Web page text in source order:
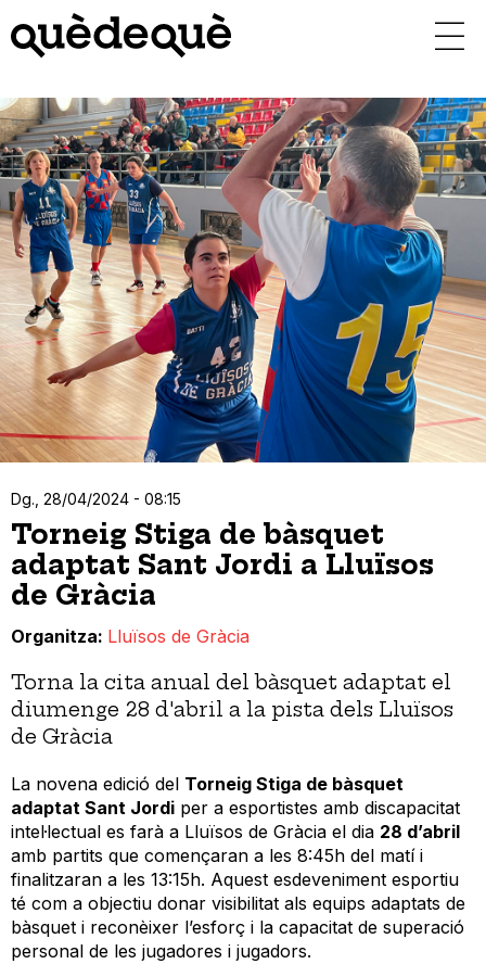
contingut
Dg., 28/04/2024 - 08:15
Torneig Stiga de bàsquet
adaptat Sant Jordi a Lluïsos
de Gràcia
Organitza Lluïsos de Gràcia
Torna la cita anual del bàsquet adaptat el
diumenge 28 d'abril a la pista dels Lluïsos
de Gràcia
La novena edició del Torneig Stiga de bàsquet
adaptat Sant Jordi per a esportistes amb discapacitat
intel·lectual es farà a Lluïsos de Gràcia el dia 28 d’abril
amb partits que començaran a les 8:45h del matí i
finalitzaran a les 13:15h. Aquest esdeveniment esportiu
té com a objectiu donar visibilitat als equips adaptats de
bàsquet i reconèixer l’esforç i la capacitat de superació
personal de les jugadores i jugadors.